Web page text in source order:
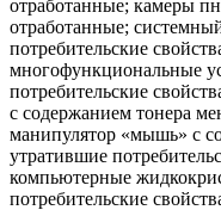
отработанные; камеры
отработанные;
потребительские
многофункциональные
потребительские
с содержанием тонера
манипулятор «мышь» с
утратившие
компьютерные
потребительские